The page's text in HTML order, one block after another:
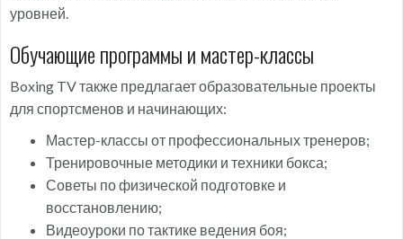
уровней.
Обучающие программы и мастер-классы
Boxing TV также предлагает образовательные проекты
для спортсменов и начинающих:
Мастер-классы от профессиональных тренеров;
Тренировочные методики и техники бокса;
Советы по физической подготовке и
восстановлению;
Видеоуроки по тактике ведения боя;